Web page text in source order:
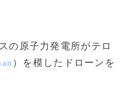
の原子力発電所がテロ
）を模したドローンを